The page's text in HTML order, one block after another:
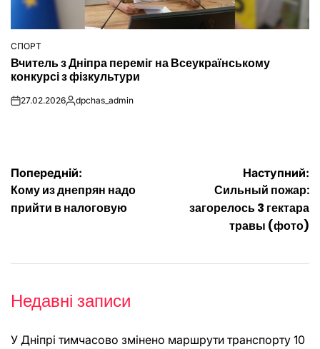
ОПУБЛІКУВАТИ
У
СПОРТ
Вчитель з Дніпра переміг на Всеукраїнському
конкурсі з фізкультури
on27.02.2026Опубліковано
dpchas_admin
Навігація
записів
Попередній:
Кому из днепрян надо
прийти в налоговую
Наступний:
Сильный пожар:
загорелось 3 гектара
травы (фото)
Недавні записи
У Дніпрі тимчасово змінено маршрути транспорту 10